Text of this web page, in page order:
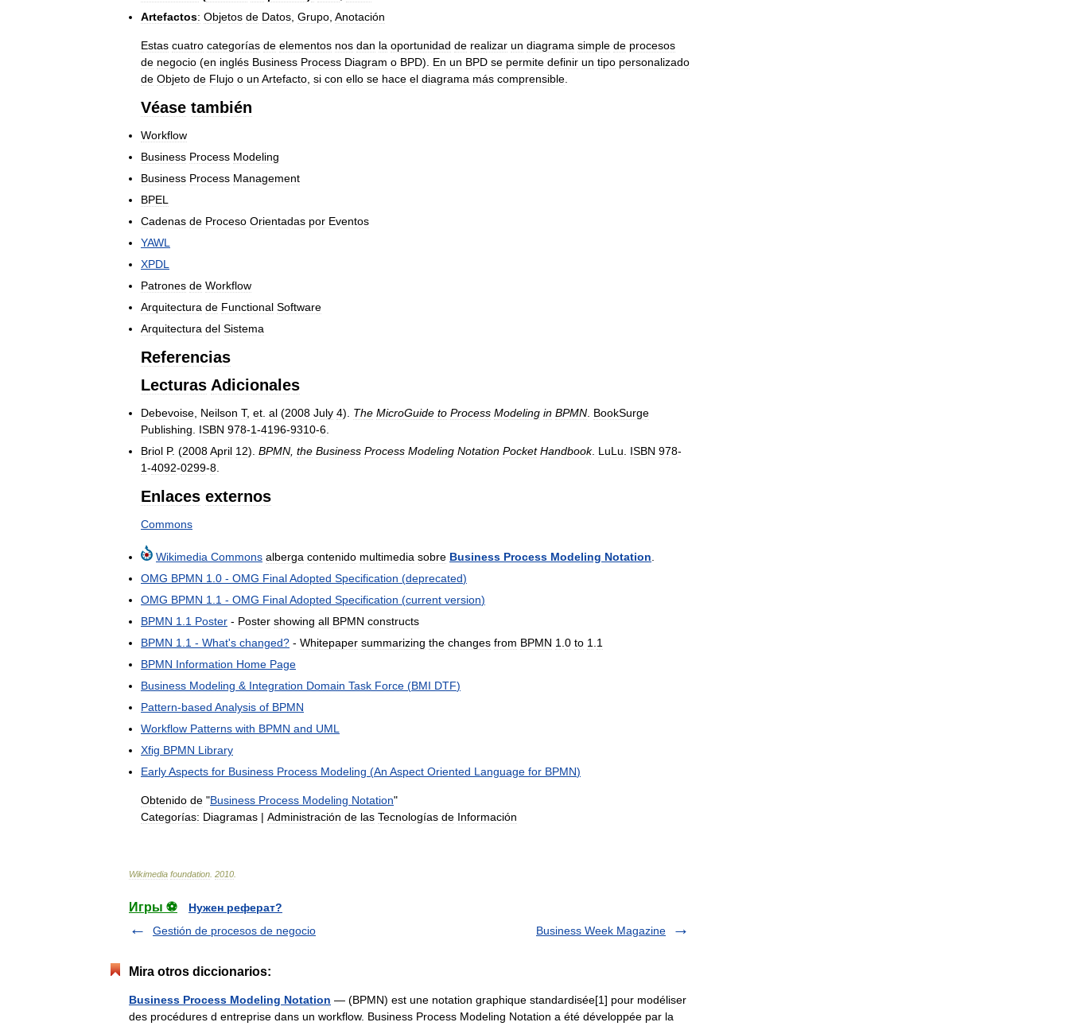
Artefactos: Objetos de Datos Grupo Anotación
Estas cuatro categorías de elementos nos dan la oportunidad de realizar un diagrama simple de procesos
de negocio (en inglés Business Process Diagram o BPD). En un BPD se permite definir un tipo personalizado
de Objeto de Flujo o un Artefacto si con ello se hace el diagrama más comprensible
Véase también
Workflow
Business Process Modeling
Business Process Management
BPEL
Cadenas de Proceso Orientadas por Eventos
YAWL
XPDL
Patrones de Workflow
Arquitectura de Functional Software
Arquitectura del Sistema
Referencias
Lecturas Adicionales
Debevoise Neilson T, et al (2008 July 4). The MicroGuide to Process Modeling in BPMN BookSurge
Publishing
ISBN 978-1-4196-9310-6
Briol P. (2008April 12). BPMN the Business Process Modeling Notation Pocket Handbook. LuLu ISBN 978-
1-4092-0299-8
Enlaces externos
Commons
Wikimedia Commons alberga contenido multimedia sobre Business Process Modeling Notation
OMG BPMN 1 0 - OMG FinalAdopted Specification (deprecated)
OMG BPMN 1 1 - OMG FinalAdopted Specification (current version)
BPMN 1 1 Poster - Poster showing all BPMN constructs
BPMN 1 1 - What's changed? - Whitepaper summarizing the changes from BPMN 1 0 to 1 1
BPMN Information Home Page
Business Modeling & Integration Domain Task Force (BMI DTF)
Pattern-based Analysis of BPMN
Workflow Patterns with BPMN and UML
Xfig BPMN Library
EarlyAspects for Business Process Modeling (An Aspect Oriented Language for BPMN)
Obtenido de "Business Process Modeling Notation"
Categorías: Diagramas | Administración de las Tecnologías de Información
Wikimedia foundation 2010
Игры ⚽
Нужен реферат?
Gestión de procesos de negocio
Business Week Magazine
Mira otros diccionarios:
Business Process Modeling Notation — (BPMN) est une notation graphique standardisée[1] pour modéliser
des procédures d entreprise dans un workflow. Business Process Modeling Notation a été développée par la